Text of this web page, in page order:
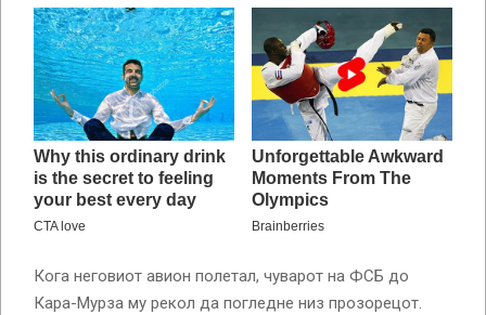
Кога неговиот авион полетал, чуварот на ФСБ до
Кара-Мурза му рекол да погледне низ прозорецот.